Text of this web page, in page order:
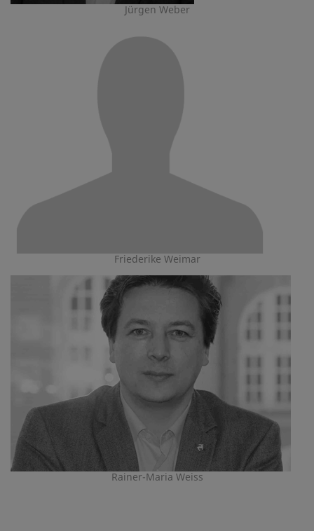
Jürgen Weber
Friederike Weimar
Rainer-Maria Weiss